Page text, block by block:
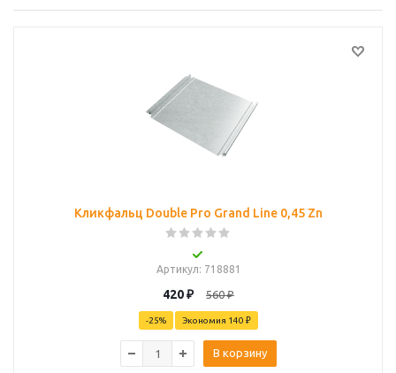
Кликфальц Double Pro Grand Line 0,45 Zn
Артикул: 718881
420₽ 560₽
-25% Экономия 140 ₽
В корзину